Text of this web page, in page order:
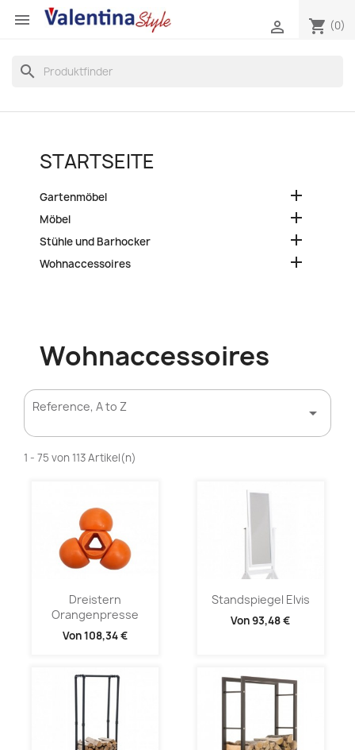
 shopping_cart (0)

search
STARTSEITE
Gartenmöbel 
Möbel 
Stühle und Barhocker 
Wohnaccessoires 
Wohnaccessoires
Reference, A to Z 
1 - 75 von 113 Artikel(n)
Dreistern
Orangenpresse
Von108,34 €
Standspiegel Elvis
Von93,48 €